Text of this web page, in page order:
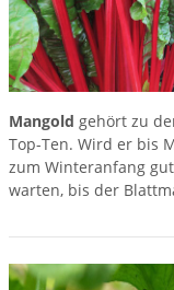
Mangold gehört zu
Top-Ten. Wird er bis
zum Winteranfang
warten, bis der